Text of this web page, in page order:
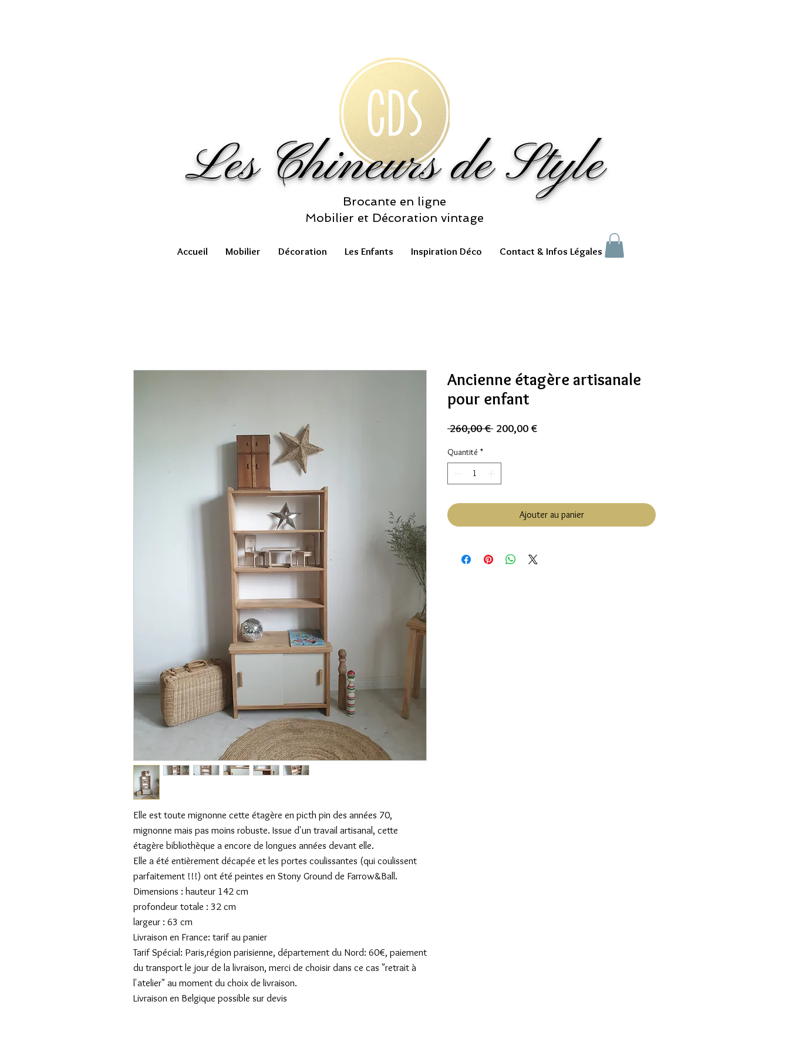
Les Chineurs de Style
Brocante en ligne
Mobilier et Décoration vintage
Accueil Mobilier Décoration Les Enfants Inspiration Déco Contact & Infos Légales
Elle est toute mignonne cette étagère en picth pin des années 70,
mignonne mais pas moins robuste. Issue d'un travail artisanal, cette
étagère bibliothèque a encore de longues années devant elle.
Elle a été entièrement décapée et les portes coulissantes (qui coulissent
parfaitement !!!) ont été peintes en Stony Ground de Farrow&Ball.
Dimensions : hauteur 142 cm
profondeur totale : 32 cm
largeur : 63 cm
Livraison en France: tarif au panier
Tarif Spécial: Paris,région parisienne, département du Nord: 60€, paiement
du transport le jour de la livraison, merci de choisir dans ce cas "retrait à
l'atelier" au moment du choix de livraison.
Livraison en Belgique possible sur devis
Ancienne étagère artisanale
pour enfant
260,00 € Prix
200,00 €Prix
Quantité *
Ajouter au panier